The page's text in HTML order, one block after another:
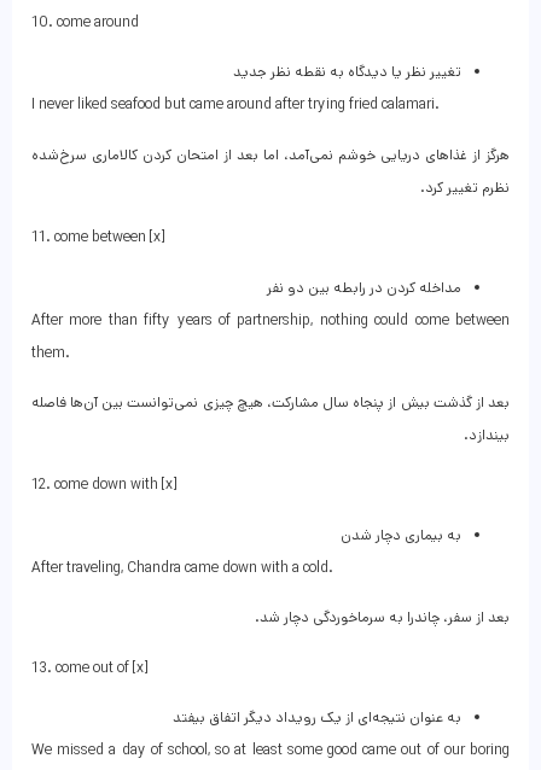
10. come around
تغییر نظر یا دیدگاه به نقطه نظر جدید
I never liked seafood but came around after trying fried calamari.
هرگز از غذاهای دریایی خوشم نمی‌آمد، اما بعد از امتحان کردن کالاماری سرخ‌شده
نظرم تغییر کرد.
11. come between [x]
مداخله کردن در رابطه بین دو نفر
After more than fifty years of partnership, nothing could come between
them.
بعد از گذشت بیش از پنجاه سال مشارکت، هیچ چیزی نمی‌توانست بین آن‌ها فاصله
بیندازد.
12. come down with [x]
به بیماری دچار شدن
After traveling, Chandra came down with a cold.
بعد از سفر، چاندرا به سرماخوردگی دچار شد.
13. come out of [x]
به عنوان نتیجه‌ای از یک رویداد دیگر اتفاق بیفتد
We missed a day of school, so at least some good came out of our boring